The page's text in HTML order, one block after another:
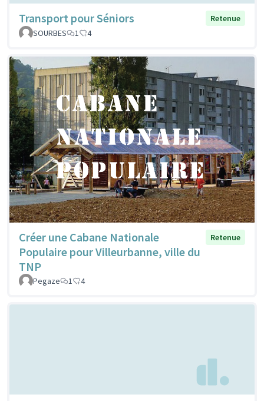
Transport pour Séniors
Retenue
SOURBES
1 4
Créer une Cabane Nationale
Populaire pour Villeurbanne, ville du
TNP
Retenue
Pegaze 1 4